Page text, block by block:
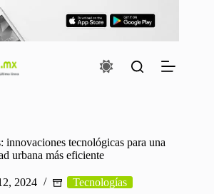
innovaciones tecnológicas para una
urbana más eficiente
2024 Tecnologías